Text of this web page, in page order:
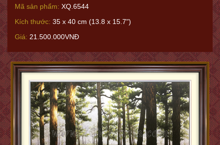
Mã sản phẩm: XQ.6544
Kích thước: 35 x 40 cm (13.8 x 15.7")
Giá: 21.500.000VNĐ